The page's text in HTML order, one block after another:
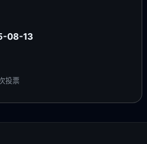
08-13
投票